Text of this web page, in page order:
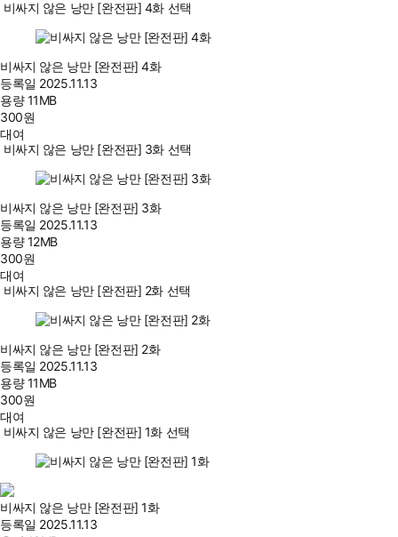
비싸지 않은 낭만 [완전판] 4화 선택
비싸지 않은 낭만 [완전판] 4화
등록일 2025.11.13
용량11MB
300원
대여
비싸지 않은 낭만 [완전판] 3화 선택
비싸지 않은 낭만 [완전판] 3화
등록일 2025.11.13
용량12MB
300원
대여
비싸지 않은 낭만 [완전판] 2화 선택
비싸지 않은 낭만 [완전판] 2화
등록일 2025.11.13
용량11MB
300원
대여
비싸지 않은 낭만 [완전판] 1화 선택
비싸지 않은 낭만 [완전판] 1화
등록일 2025.11.13